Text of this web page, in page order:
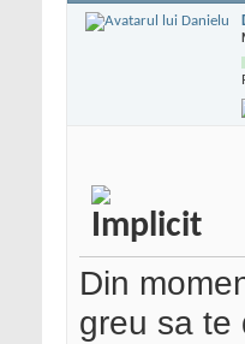
Din
greu sa te